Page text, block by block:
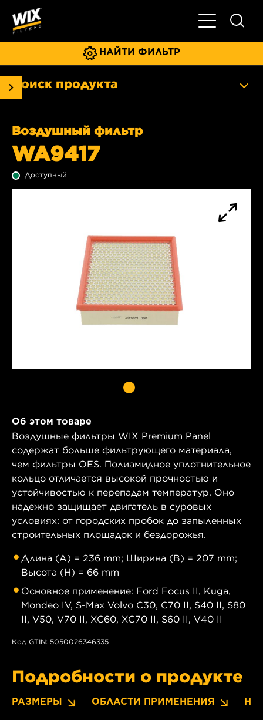
Главное
НАЙТИ ФИЛЬТР
Поиск продукта
Воздушный фильтр
WA9417
Доступный
Об этом товаре
Воздушные фильтры WIX Premium Panel
содержат больше фильтрующего материала,
чем фильтры OES. Полиамидное уплотнительное
кольцо отличается высокой прочностью и
устойчивостью к перепадам температур. Оно
надежно защищает двигатель в суровых
условиях: от городских пробок до запыленных
строительных площадок и бездорожья.
Длина (A) = 236 mm; Ширина (B) = 207 mm;
Высота (H) = 66 mm
Основное применение: Ford Focus II, Kuga,
Mondeo IV, S-Max Volvo C30, C70 II, S40 II, S80
II, V50, V70 II, XC60, XC70 II, S60 II, V40 II
Код GTIN: 5050026346335
Подробности о продукте
РАЗМЕРЫ ОБЛАСТИ ПРИМЕНЕНИЯ